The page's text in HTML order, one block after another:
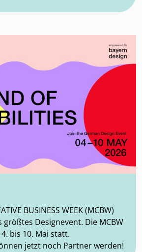
BUSINESS WEEK (MCBW)
Designevent. Die MCBW
bis 10. Mai statt.
jetzt noch Partner werden!